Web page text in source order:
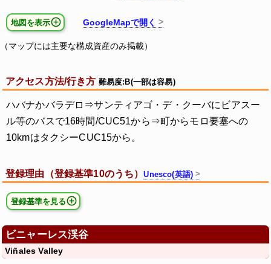
地図を表示 GoogleMapで開く
（マップには主要な構成資産のみ掲載）
アクセス方法/行き方 難易度:B(一部は容易)
ハバナかバラデロ⇒サンティアゴ・デ・クーバにビアスー
ル等のバスで16時間/CUC51から⇒町からモロ要塞への
10kmはタクシーCUC15から。
登録理由（登録基準10のうち）Unesco(英語)
登録基準を見る
ビニャーレス渓谷
Viñales Valley